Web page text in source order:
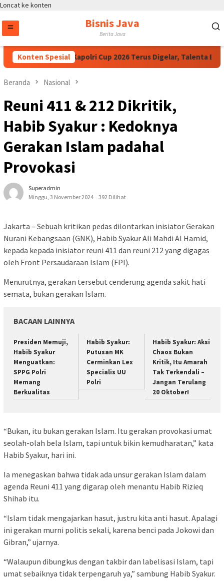
Loncat ke konten
Bisnis Java
Berita Java
Konten Spesial
Riza Dorong Kapolri Cup 2026 Terus Digelar, Talenta E-
Beranda Nasional
Reuni 411 & 212 Dikritik,
Habib Syakur : Kedoknya
Gerakan Islam padahal
Provokasi
Superadmin
Minggu, 3 November 2024
392 Dilihat
Jakarta – Sebuah kritikan pedas dilontarkan inisiator Gerakan
Nurani Kebangsaan (GNK), Habib Syakur Ali Mahdi Al Hamid,
kepada kepada inisiator reuni 411 dan reuni 212 yang digagas
oleh Front Persaudaraan Islam (FPI).
Menurutnya, gerakan tersebut cenderung agenda sakit hati
semata, bukan gerakan Islam.
BACAAN LAINNYA
Presiden Memuji,
Habib Syakur
Menguatkan:
SPPG Polri
Memang
Berkualitas
Habib Syakur:
Putusan MK
Cerminkan Lex
Specialis UU
Polri
Habib Syakur: Aksi
Chaos Bukan
Kritik, Itu Amarah
Tak Terkendali –
Jangan Terulang
20 Oktober!
“Bukan, itu bukan gerakan Islam. Itu gerakan provokasi umat
seolah-olah bela Islam, tapi untuk bikin kemudharatan,” kata
Habib Syakur, hari ini.
Ia menegaskan bahwa tidak ada unsur gerakan Islam dalam
agenda Reuni 411 yang digarap oleh menantu Habib Rizieq
Shihab itu.
“Islam tidak mengajarkan hasut, justru kita anti hasut. Apalagi
ini gerakan murni politis sekali, karena benci pada Jokowi dan
Gibran,” ujarnya.
“Walaupun dibungkus dengan takbir dan labelisasi Islam, tapi
umat sebaiknya tidak terpengaruh ya,” sambung Habib Syakur.